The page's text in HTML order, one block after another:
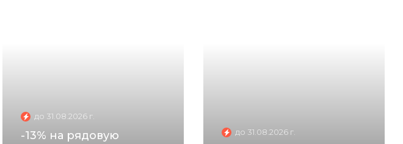
до 31.08.2026 г.
-13% на рядовую
до 31.08.2026 г.